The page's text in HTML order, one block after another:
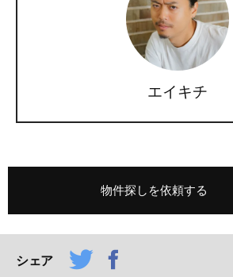
エイキチ
物件探しを依頼する
シェア